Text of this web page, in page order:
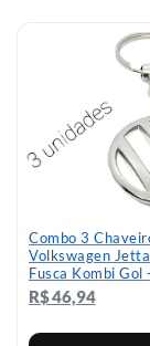
Bomba Elétrica
Para Opala C10
Maverick Fusca -
R$ 115,97
Conteúdo patrocinado